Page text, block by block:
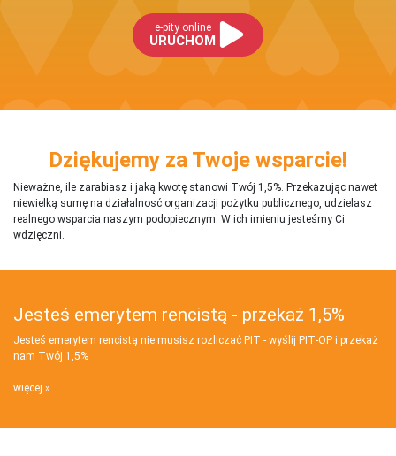
e-pity online
URUCHOM
Dziękujemy za Twoje wsparcie!
Nieważne, ile zarabiasz i jaką kwotę stanowi Twój 1,5%. Przekazując nawet
niewielką sumę na działalnosć organizacji pożytku publicznego, udzielasz
realnego wsparcia naszym podopiecznym. W ich imieniu jesteśmy Ci
wdzięczni.
Jesteś emerytem rencistą - przekaż 1,5%
Jesteś emerytem rencistą nie musisz rozliczać PIT - wyślij PIT‑OP i przekaż
nam Twój 1,5%
więcej